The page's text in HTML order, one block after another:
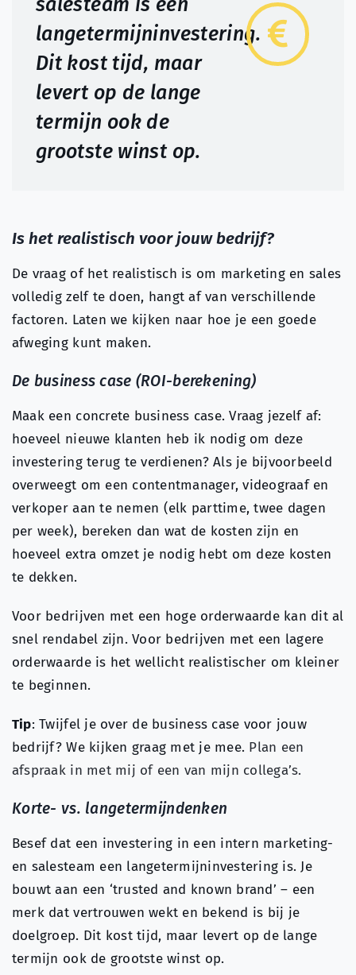
langetermijninvestering.
Dit kost tijd, maar
levert op de lange
termijn ook de
grootste winst op.
Is het realistisch voor jouw bedrijf?
De vraag of het realistisch is om marketing en sales
volledig zelf te doen, hangt af van verschillende
factoren. Laten we kijken naar hoe je een goede
afweging kunt maken.
De business case (ROI-berekening)
Maak een concrete business case. Vraag jezelf af:
hoeveel nieuwe klanten heb ik nodig om deze
investering terug te verdienen? Als je bijvoorbeeld
overweegt om een contentmanager, videograaf en
verkoper aan te nemen (elk parttime, twee dagen
per week), bereken dan wat de kosten zijn en
hoeveel extra omzet je nodig hebt om deze kosten
te dekken.
Voor bedrijven met een hoge orderwaarde kan dit al
snel rendabel zijn. Voor bedrijven met een lagere
orderwaarde is het wellicht realistischer om kleiner
te beginnen.
Tip: Twijfel je over de business case voor jouw
bedrijf? We kijken graag met je mee. Plan een
afspraak in met mij of een van mijn collega’s.
Korte- vs. langetermijndenken
Besef dat een investering in een intern marketing-
en salesteam een langetermijninvestering is. Je
bouwt aan een ‘trusted and known brand’ – een
merk dat vertrouwen wekt en bekend is bij je
doelgroep. Dit kost tijd, maar levert op de lange
termijn ook de grootste winst op.